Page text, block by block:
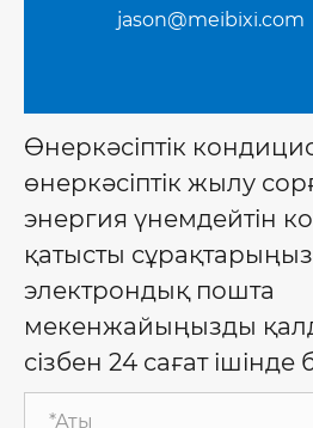
jason@meibixi.com
Өнеркәсіптік
өнеркәсіптік жылу
энергия үнемдейтін
қатысты сұрақтарыңыз
электрондық пошта
мекенжайыңызды
сізбен 24 сағат